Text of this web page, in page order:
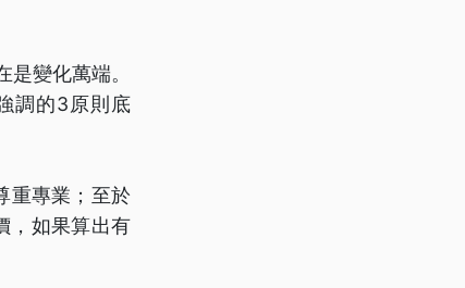
變化萬端。
調的3原則底
重專業；至於
，如果算出有